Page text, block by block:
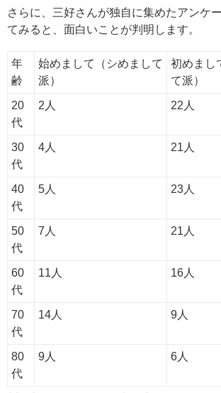
さらに、三好さんが独自に集めたアンケ
てみると、面白いことが判明します。
年
齢
始めまして（シめまして
派）
初めまし
て派）
20
代
2人 22人
30
代
4人 21人
40
代
5人 23人
50
代
7人 21人
60
代
11人 16人
70
代
14人 9人
80
代
9人 6人